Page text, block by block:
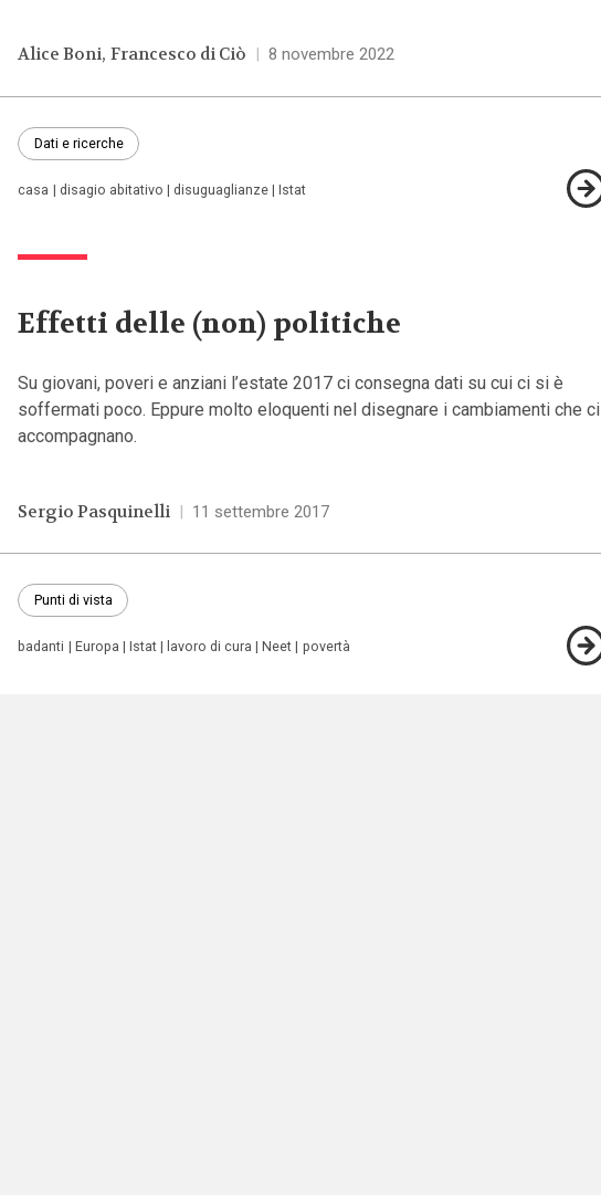
Alice Boni Francesco di Ciò 8 novembre 2022
Dati e ricerche
casa disagio abitativo disuguaglianze Istat
Effetti delle (non) politiche
Su giovani, poveri e anziani l’estate 2017 ci consegna dati su cui ci si è
soffermati poco. Eppure molto eloquenti nel disegnare i cambiamenti che ci
accompagnano.
Sergio Pasquinelli | 11 settembre 2017
Punti di vista
badanti Europa Istat lavoro di cura Neet povertà